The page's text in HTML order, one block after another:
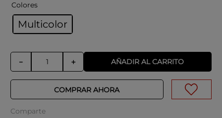
Colores
Multicolor
＋
－ AÑADIR AL CARRITO
COMPRAR AHORA
Comparte